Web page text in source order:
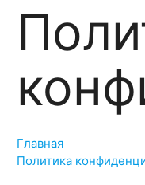
Главная
Политика